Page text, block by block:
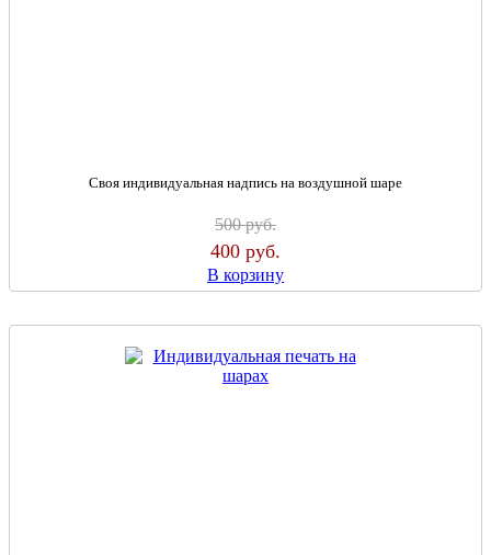
Своя индивидуальная надпись на воздушной шаре
500руб.
400 руб.
В корзину